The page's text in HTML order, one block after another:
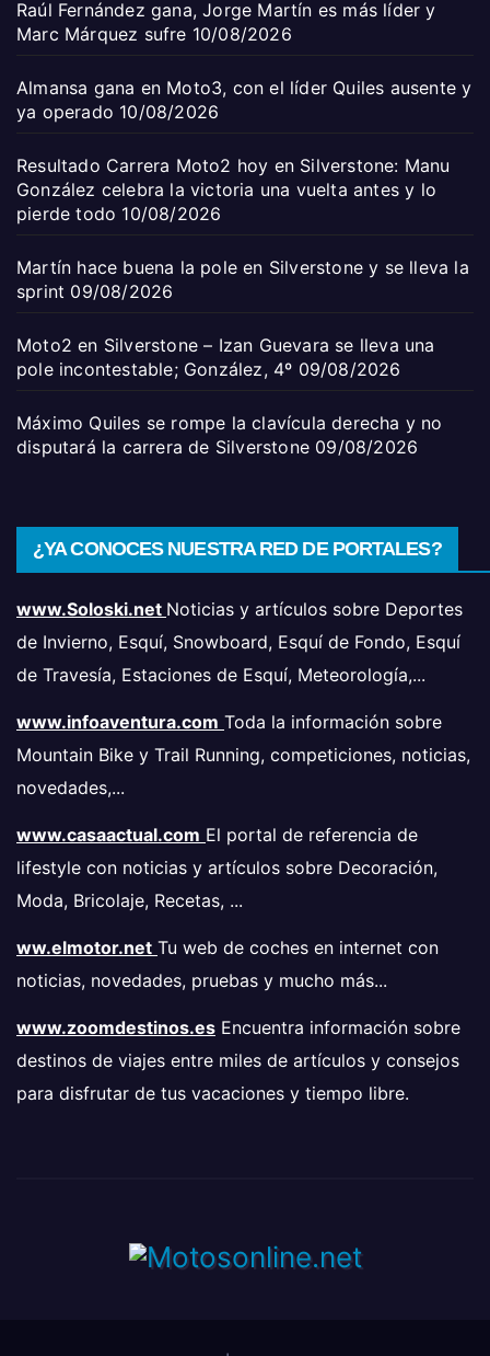
Raúl Fernández gana, Jorge Martín es más líder y
Marc Márquez sufre 10/08/2026
Almansa gana en Moto3, con el líder Quiles ausente y
ya operado 10/08/2026
Resultado Carrera Moto2 hoy en Silverstone: Manu
González celebra la victoria una vuelta antes y lo
pierde todo 10/08/2026
Martín hace buena la pole en Silverstone y se lleva la
sprint 09/08/2026
Moto2 en Silverstone – Izan Guevara se lleva una
pole incontestable; González, 4º 09/08/2026
Máximo Quiles se rompe la clavícula derecha y no
disputará la carrera de Silverstone 09/08/2026
¿YA CONOCES NUESTRA RED DE PORTALES?
www.Soloski.net Noticias y artículos sobre Deportes
de Invierno, Esquí, Snowboard, Esquí de Fondo, Esquí
de Travesía, Estaciones de Esquí, Meteorología,...
www.infoaventura.com Toda la información sobre
Mountain Bike y Trail Running, competiciones, noticias,
novedades,...
www.casaactual.com El portal de referencia de
lifestyle con noticias y artículos sobre Decoración,
Moda, Bricolaje, Recetas, ...
ww.elmotor.net Tu web de coches en internet con
noticias, novedades, pruebas y mucho más...
www.zoomdestinos.es Encuentra información sobre
destinos de viajes entre miles de artículos y consejos
para disfrutar de tus vacaciones y tiempo libre.